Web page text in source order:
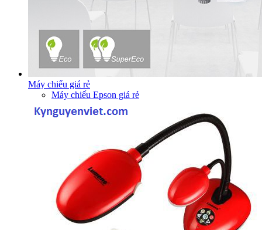
Máy chiếu giá rẻ
Máy chiếu Epson giá rẻ